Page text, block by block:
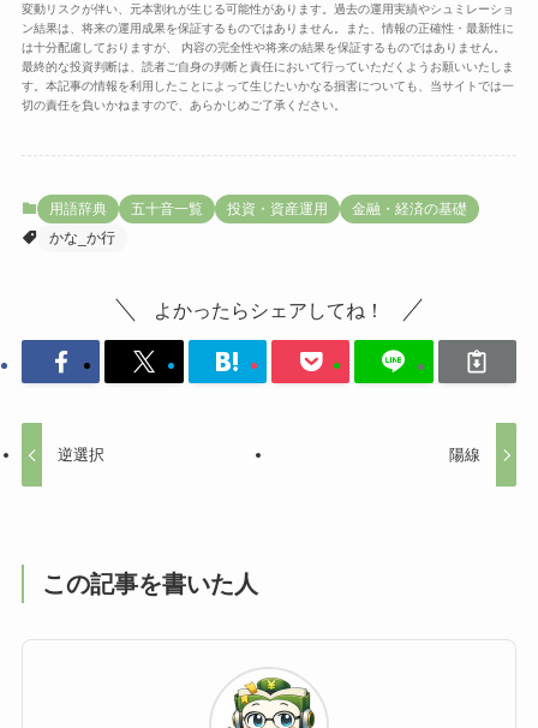
変動リスクが伴い、元本割れが生じる可能性があります。過去の運用実績やシュミレーショ
ン結果は、将来の運用成果を保証するものではありません。また、情報の正確性・最新性に
は十分配慮しておりますが、 内容の完全性や将来の結果を保証するものではありません。
最終的な投資判断は、読者ご自身の判断と責任において行っていただくようお願いいたしま
す。本記事の情報を利用したことによって生じたいかなる損害についても、当サイトでは一
切の責任を負いかねますので、あらかじめご了承ください。
用語辞典 五十音一覧 投資・資産運用
金融・経済の基礎
かな_か行
よかったらシェアしてね！
逆選択 陽線
この記事を書いた人